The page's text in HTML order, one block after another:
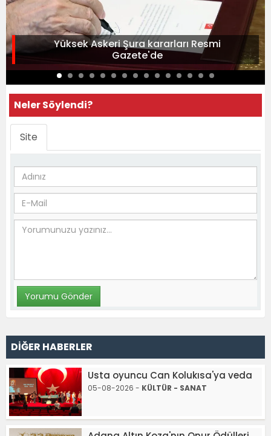
Yüksek Askeri Şura kararları Resmi
Gazete'de
Neler Söylendi?
Site
DİĞER HABERLER
Usta oyuncu Can Kolukısa'ya veda
05-08-2026 - KÜLTÜR - SANAT